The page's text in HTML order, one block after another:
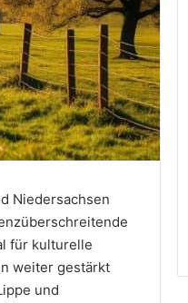
Niedersachsen
für kulturelle
weiter gestärkt
und